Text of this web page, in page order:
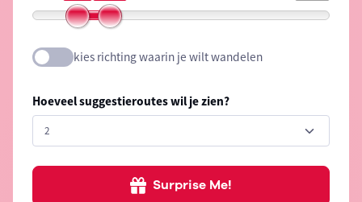
kies richting waarin je wilt wandelen
Hoeveel suggestieroutes wil je zien?
Surprise Me!